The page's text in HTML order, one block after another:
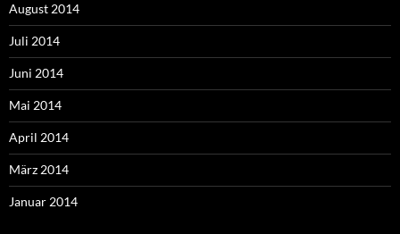
August 2014
Juli 2014
Juni 2014
Mai 2014
April 2014
März 2014
Januar 2014